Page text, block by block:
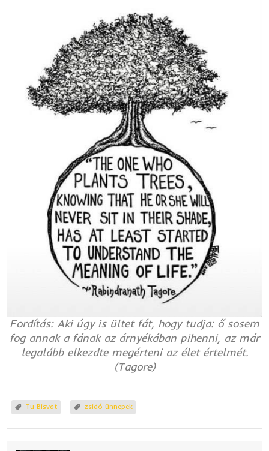
Fordítás: Aki úgy is ültet fát, hogy tudja: ő sosem
fog annak a fának az árnyékában pihenni, az már
legalább elkezdte megérteni az élet értelmét.
(Tagore)
Tu Bisvat zsidó ünnepek